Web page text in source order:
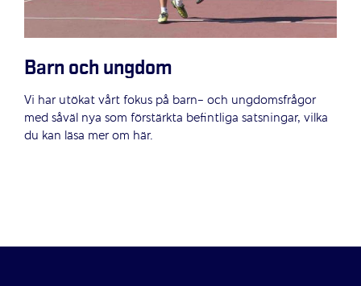
Barn och ungdom
Vi har utökat vårt fokus på barn- och ungdomsfrågor
med såväl nya som förstärkta befintliga satsningar, vilka
du kan läsa mer om här.